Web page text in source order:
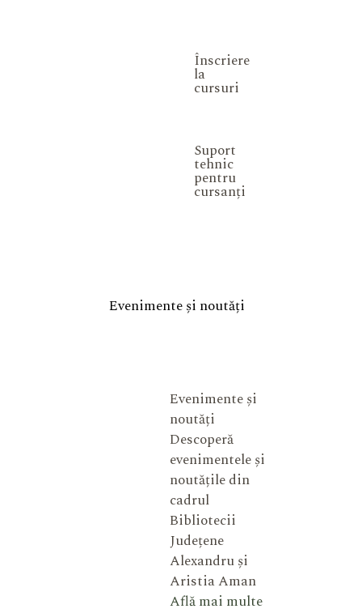
Înscriere
la
cursuri
Suport
tehnic
pentru
cursanți
Evenimente și noutăți
Evenimente și
noutăți
Descoperă
evenimentele și
noutățile din
cadrul
Bibliotecii
Județene
Alexandru și
Aristia Aman
Află mai multe